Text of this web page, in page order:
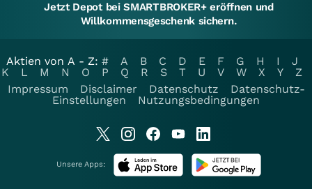
Jetzt Depot bei SMARTBROKER+ eröffnen und
Willkommensgeschenk sichern.
Aktien von A - Z: # A B C D E F G H I
J
K
L M N O P Q R S T U V W X Y
Z
Impressum
Disclaimer Datenschutz
Datenschutz-
Einstellungen
Nutzungsbedingungen
Unsere Apps: